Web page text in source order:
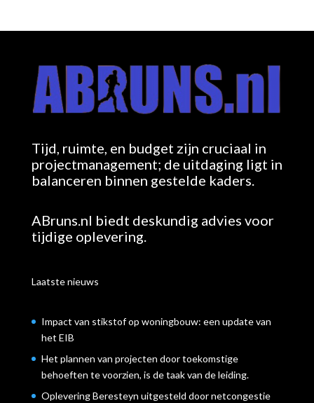
Tijd, ruimte, en budget zijn cruciaal in
projectmanagement; de uitdaging ligt in
balanceren binnen gestelde kaders.
ABruns.nl biedt deskundig advies voor
tijdige oplevering.
Laatste nieuws
Impact van stikstof op woningbouw: een update van
het EIB
Het plannen van projecten door toekomstige
behoeften te voorzien, is de taak van de leiding.
Oplevering Beresteyn uitgesteld door netcongestie